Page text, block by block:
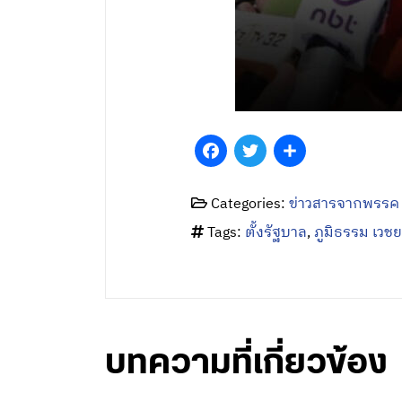
Facebook
TwitterShare
Categories:ข่าวสารจากพรรค
Tags: ตั้งรัฐบาล,ภูมิธรรม เวช
บทความที่เกี่ยวข้อง